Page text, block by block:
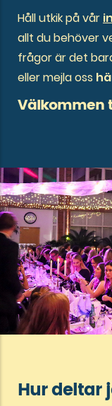
Håll utkik på vår
allt du behöver
frågor är det
eller mejla oss
Välkommen
Hur deltar